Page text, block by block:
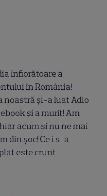
înfiorătoare a
în România!
noastră și-a luat Adio
și a murit! Am
acum și nu ne mai
din șoc! Ce i s-a
este crunt